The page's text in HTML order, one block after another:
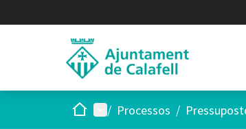
Inici Menú principal
/ Processos /